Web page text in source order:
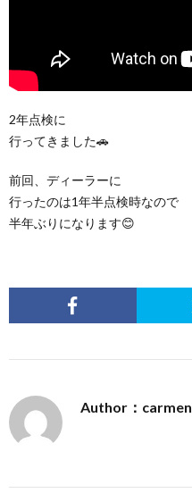
2年点検に
行ってきました🚗
前回、ディーラーに
行ったのは1年半点検時なので
半年ぶりになります😊
Author：carmen